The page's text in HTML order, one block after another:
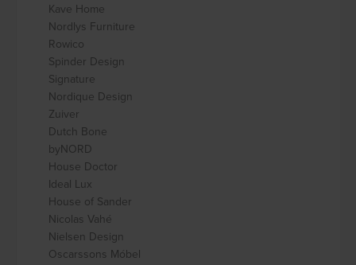
Kave Home
Nordlys Furniture
Rowico
Spinder Design
Signature
Nordique Design
Zuiver
Dutch Bone
byNORD
House Doctor
Ideal Lux
House of Sander
Nicolas Vahé
Nielsen Design
Oscarssons Móbel